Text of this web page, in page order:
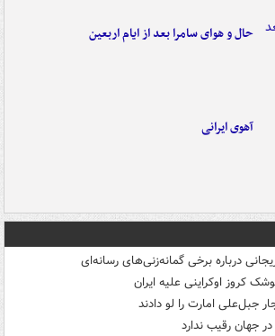
حال و هوای سامرا بعد از ایام اربعین
آهوی ایرانی
درباره برخی گمانه‌زنی‌های رسانه‌ای
کروز اوکراینی علیه ایران
جبل‌علی امارت را لو دادند
جهان رقیب ندارد